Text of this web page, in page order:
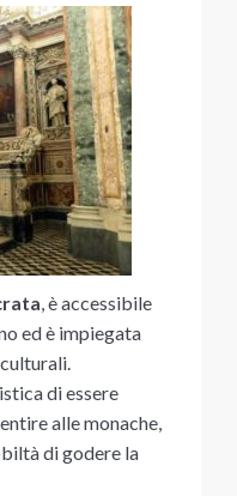
, è accessibile
ed è impiegata
di essere
alle monache,
di godere la